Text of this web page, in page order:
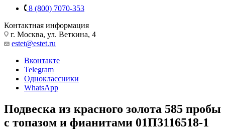
8 (800) 7070-353
Контактная информация
г. Москва, ул. Веткина, 4
estet@estet.ru
Вконтакте
Telegram
Одноклассники
WhatsApp
Подвеска из красного золота 585 пробы
с топазом и фианитами 01П3116518-1